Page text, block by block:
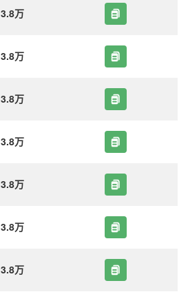
3.8万
3.8万
3.8万
3.8万
3.8万
3.8万
3.8万